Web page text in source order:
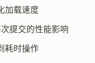
加载速度
提交的性能影响
耗时操作